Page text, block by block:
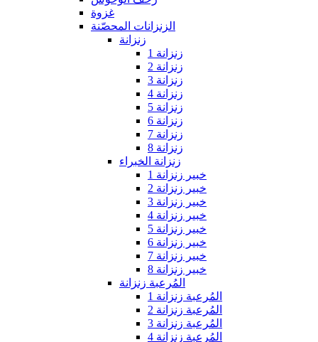
غزوة
الزنزانات المحصّنة
زنزانة
زنزانة 1
زنزانة 2
زنزانة 3
زنزانة 4
زنزانة 5
زنزانة 6
زنزانة 7
زنزانة 8
زنزانة الخبراء
خبير زنزانة 1
خبير زنزانة 2
خبير زنزانة 3
خبير زنزانة 4
خبير زنزانة 5
خبير زنزانة 6
خبير زنزانة 7
خبير زنزانة 8
المُرعبة زنزانة
المُرعبة زنزانة 1
المُرعبة زنزانة 2
المُرعبة زنزانة 3
المُرعبة زنزانة 4